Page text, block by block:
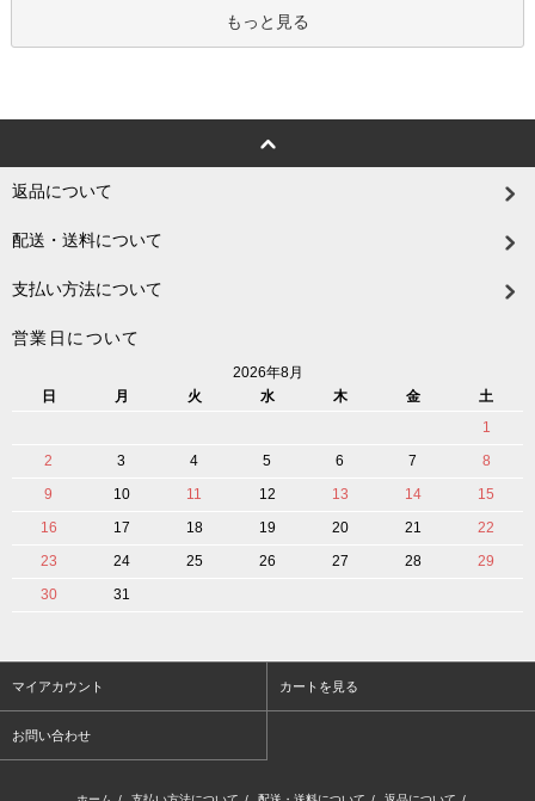
もっと見る
返品について
配送・送料について
支払い方法について
営業日について
2026年8月
日
月 火 水 木 金
土
1
2
3 4 5 6 7
8
9
10 11 12 13 14
15
16
17 18 19 20 21
22
23
24 25 26 27 28
29
30
31
マイアカウント カートを見る
お問い合わせ